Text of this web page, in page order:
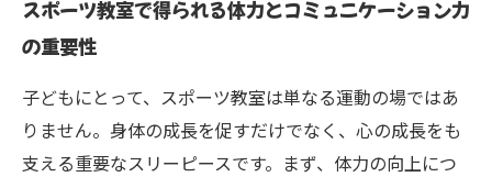
スポーツ教室で得られる体力とコミュニケーション力
の重要性
子どもにとって、スポーツ教室は単なる運動の場ではあ
りません。身体の成長を促すだけでなく、心の成長をも
支える重要なスリーピースです。まず、体力の向上につ